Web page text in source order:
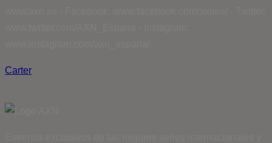
Carter